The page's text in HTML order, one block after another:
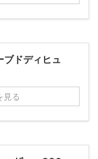
ブドディヒュ
見る